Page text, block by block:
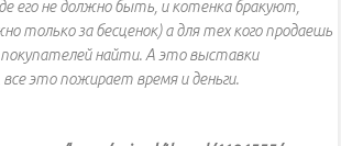
его не должно быть, и котенка бракуют,
только за бесценок) а для тех кого продаешь
покупателей найти. А это выставки
все это пожирает время и деньги.